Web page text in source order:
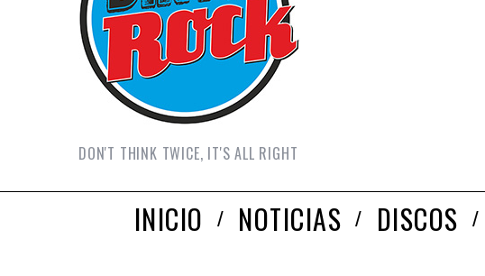
DON'T THINK TWICE, IT'S ALL RIGHT
INICIO NOTICIAS DISCOS